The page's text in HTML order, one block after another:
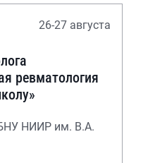
26-27 августа
ревматология
НИИР им. В.А.